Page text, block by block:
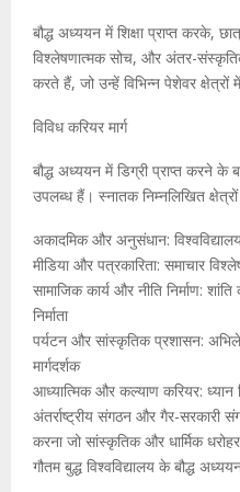
बौद्ध अध्ययन में शिक्षा प्राप्त करके,
विश्लेषणात्मक सोच, और अंतर-
करते हैं, जो उन्हें विभिन्न पेशेवर
विविध करियर मार्ग
बौद्ध अध्ययन में डिग्री प्राप्त करने
उपलब्ध हैं। स्नातक निम्नलिखित
अकादमिक और अनुसंधान:
मीडिया और पत्रकारिता: समाचार
सामाजिक कार्य और नीति निर्माण:
निर्माता
पर्यटन और सांस्कृतिक प्रशासन:
मार्गदर्शक
आध्यात्मिक और कल्याण करियर: ध्यान
अंतर्राष्ट्रीय संगठन और गैर-
करना जो सांस्कृतिक और धार्मिक
गौतम बुद्ध विश्वविद्यालय के बौद्ध